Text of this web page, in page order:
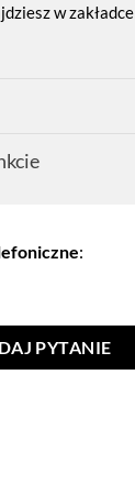
w zakładce
:
PYTANIE